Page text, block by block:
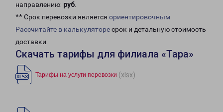
направлению: руб.
** Срок перевозки является ориентировочным
Рассчитайте в калькуляторесрок и детальную стоимость
доставки.
Скачать тарифы для филиала «Тара»
Тарифы на услуги перевозки (xlsx)